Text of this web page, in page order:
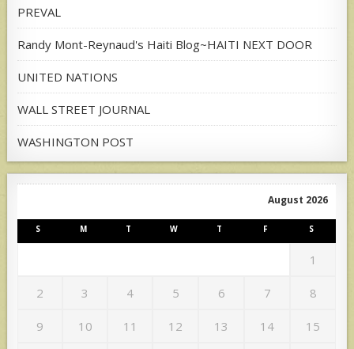
PREVAL
Randy Mont-Reynaud's Haiti Blog~HAITI NEXT DOOR
UNITED NATIONS
WALL STREET JOURNAL
WASHINGTON POST
August 2026
S M T W T F S
1
2 3 4 5 6 7 8
9 10 11 12 13 14 15